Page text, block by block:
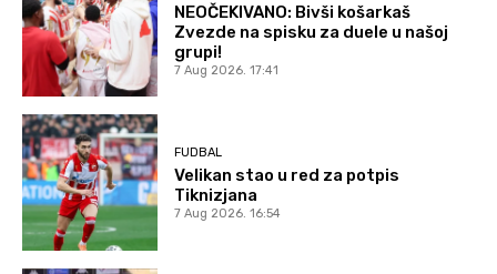
NEOČEKIVANO: Bivši košarkaš
Zvezde na spisku za duele u našoj
grupi!
7 Aug 2026. 17:41
FUDBAL
Velikan stao u red za potpis
Tiknizjana
7 Aug 2026. 16:54